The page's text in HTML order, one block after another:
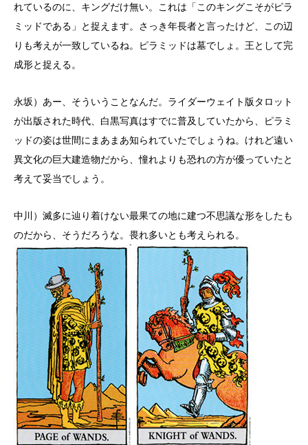
れているのに、キングだけ無い。これは「このキングこそがピラ
ミッドである」と捉えます。さっき年長者と言ったけど、この辺
りも考えが一致しているね。ピラミッドは墓でしょ。王として完
成形と捉える。
永坂）あー、そういうことなんだ。ライダーウェイト版タロット
が出版された時代、白黒写真はすでに普及していたから、ピラミ
ッドの姿は世間にまあまあ知られていたでしょうね。けれど遠い
異文化の巨大建造物だから、憧れよりも恐れの方が優っていたと
考えて妥当でしょう。
中川）滅多に辿り着けない最果ての地に建つ不思議な形をしたも
のだから、そうだろうな。畏れ多いとも考えられる。